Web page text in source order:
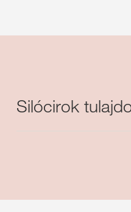
Silócirok